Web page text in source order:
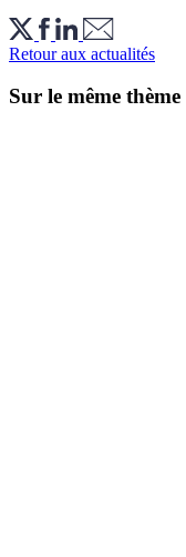
Retour aux actualités
Sur le même thème